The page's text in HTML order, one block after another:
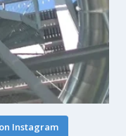
Instagram